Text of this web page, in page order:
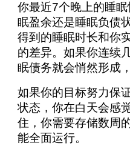
你最近7个晚上的睡
眠盈余还是睡眠负债
得到的睡眠时长和你
的差异。如果你连续
眠债务就会悄然形成
如果你的目标努力保
状态，你在白天会感
住，你需要存储数周
能全面运行。